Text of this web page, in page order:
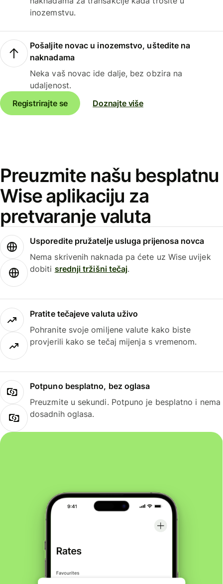
inozemstvu.
Pošaljite novac u inozemstvo, uštedite na
naknadama
Neka vaš novac ide dalje, bez obzira na
udaljenost.
Registrirajte se
Doznajte više
Preuzmite našu besplatnu
Wise aplikaciju za
pretvaranje valuta
Usporedite pružatelje usluga prijenosa novca
Nema skrivenih naknada pa ćete uz Wise uvijek
dobiti srednji tržišni tečaj.
Pratite tečajeve valuta uživo
Pohranite svoje omiljene valute kako biste
provjerili kako se tečaj mijenja s vremenom.
Potpuno besplatno, bez oglasa
Preuzmite u sekundi. Potpuno je besplatno i nema
dosadnih oglasa.